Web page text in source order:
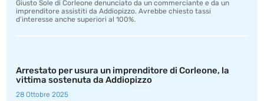
Giusto Sole di Corleone denunciato da un commerciante e da un
imprenditore assistiti da Addiopizzo. Avrebbe chiesto tassi
d’interesse anche superiori al 100%.
Arrestato per usura un imprenditore di Corleone, la
vittima sostenuta da Addiopizzo
28 Ottobre 2025